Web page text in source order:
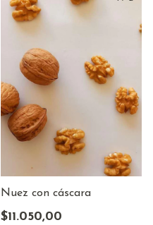
Nuez con cáscara
$11.050,00